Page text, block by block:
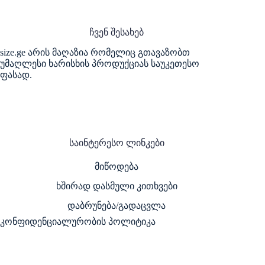
options
may
be
chosen
may
be
chosen
ჩვენ შესახებ
size.ge არის მაღაზია რომელიც გთავაზობთ
უმაღლესი ხარისხის პროდუქციას საუკეთესო
ფასად.
საინტერესო ლინკები
მიწოდება
ხშირად დასმული კითხვები
დაბრუნება/გადაცვლა
კონფიდენციალურობის პოლიტიკა